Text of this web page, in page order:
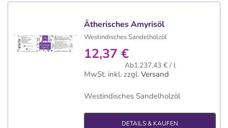
Ätherisches Amyrisöl
Westindisches Sandelholzöl
12,37 €
Ab1.237,43 € / l
MwSt. inkl. zzgl. Versand
Westindisches Sandelholzöl
DETAILS & KAUFEN